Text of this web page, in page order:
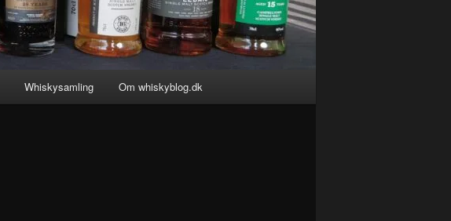
Whiskysamling Om whiskyblog.dk